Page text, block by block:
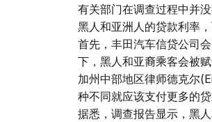
有关部门在调查过程中并
黑人和亚洲人的贷款利率
首先，丰田汽车信贷公司
下，黑人和亚裔乘客会被赋
加州中部地区律师德克尔
种不同就应该支付更多的贷
据悉，调查报告显示，黑